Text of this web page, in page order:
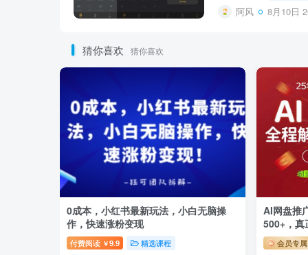
阿风 8月10日
猜你喜欢 猜你喜欢
0成本，小红书最新玩法，小白无脑操
作，快速涨粉变现
付费阅读 ￥9.9 精选课程
AI网盘推
500+，真
会员专属